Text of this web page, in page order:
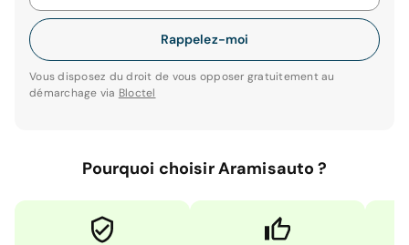
Rappelez-moi
Vous disposez du droit de vous opposer gratuitement au
démarchage via Bloctel
Pourquoi choisir Aramisauto ?